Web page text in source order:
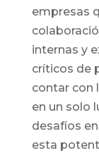
empresas
internas y
críticos de
contar con
en un solo
desafíos
esta